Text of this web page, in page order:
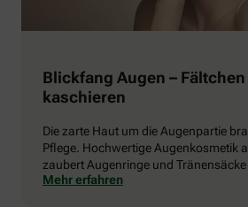
Blickfang Augen –
kaschieren
Die zarte Haut um die Augenpartie
Pflege. Hochwertige Augenkosmetik
zaubert Augenringe und Tränensäcke
Mehr erfahren